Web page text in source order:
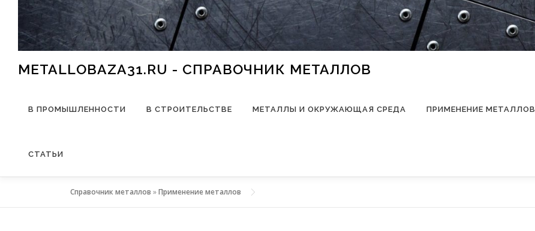
METALLOBAZA31.RU - СПРАВОЧНИК МЕТАЛЛОВ
В ПРОМЫШЛЕННОСТИ В СТРОИТЕЛЬСТВЕ МЕТАЛЛЫ И ОКРУЖАЮЩАЯ СРЕДА ПРИМЕНЕНИЕ МЕТАЛЛОВ
СТАТЬИ
Справочник металлов »Применение металлов